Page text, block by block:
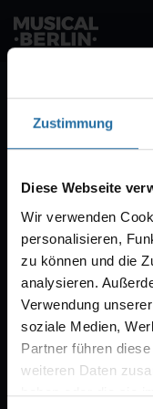
Zustimmung
Diese Webseite
Wir verwenden
personalisieren,
zu können und die
analysieren.
Verwendung
soziale Medien,
Partner führen
weiteren Daten
haben oder die sie
Estaremos
entradas para
Por regla
semanas de